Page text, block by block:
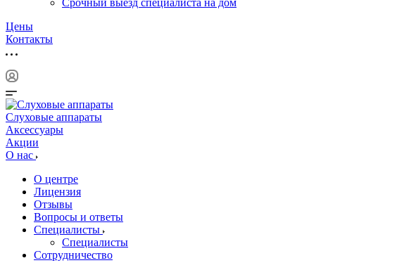
Срочный выезд специалиста на дом
Цены
Контакты
Слуховые аппараты
Аксессуары
Акции
О нас
О центре
Лицензия
Отзывы
Вопросы и ответы
Специалисты
Специалисты
Сотрудничество